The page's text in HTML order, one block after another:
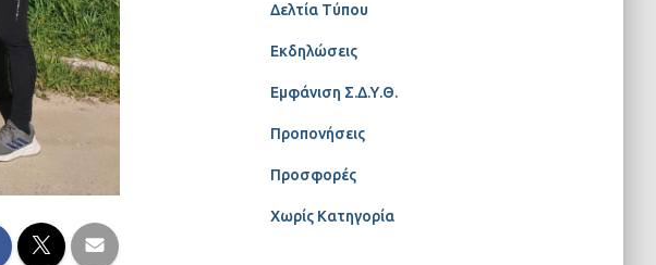
Δελτία Τύπου
Εκδηλώσεις
Εμφάνιση Σ.Δ.Υ.Θ.
Προπονήσεις
Προσφορές
Χωρίς Κατηγορία